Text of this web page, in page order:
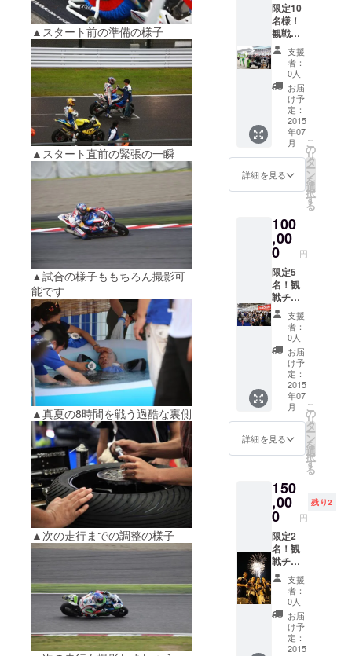
▲スタート前の準備の様子
▲スタート直前の緊張の一瞬
▲試合の様子ももちろん撮影可
能です
▲真夏の8時間を戦う過酷な裏側
▲次の走行までの調整の様子
限定10
名様！
観戦チ
ケット
付 ・観
戦チ
ケット
・写
LOVE倶
楽部 オ
リジナ
ル会員
証&ス
テッ
カー ・
ピット
ク、パ
ドック
パス(撮
影可
能) ・
前夜祭
ナイト
ピット
ウォー
ク ・
Motorra
d#39
グッズ
（会場
までの
交通や
宿泊、
駐車場
につい
ては各
配をお
願いし
ま
す。）
支援
者：
0人
お届
け予
定：
2015
年07
月
詳細を見る
こ
の
リ
タ
ー
ン
を
選
択
す
る
100
,00
0 円
限定5
名！観
戦チ
ケット
付 ・観
戦チ
ケット
・写
LOVE倶
楽部 オ
リジナ
ル会員
証&ス
テッ
カー ・
ピット
ク、パ
ドック
パス(撮
影可能)
・ホス
ピタリ
ティー
ブース
(Motorr
ad#39
のピッ
トク
ルー等
と同じ
支援
者：
0人
お届
け予
定：
2015
年07
月
詳細を見る
こ
の
リ
タ
ー
ン
を
選
択
す
る
150
,00
0 円
残り2
限定2
名！観
戦チ
ケット
付 ・観
戦チ
ケット
・写
LOVE倶
楽部 オ
支援
者：
0人
お届
け予
定：
2015